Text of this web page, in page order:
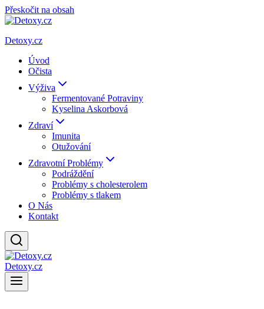
Přeskočit na obsah
Detoxy.cz
Úvod
Očista
Výživa
Fermentované Potraviny
Kyselina Askorbová
Zdraví
Imunita
Otužování
Zdravotní Problémy
Podráždění
Problémy s cholesterolem
Problémy s tlakem
O Nás
Kontakt
Detoxy.cz